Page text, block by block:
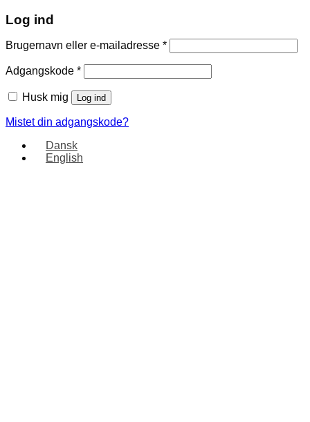
Log ind
Brugernavn eller e-mailadresse *
Adgangskode *
Husk mig Log ind
Mistet din adgangskode?
Dansk
English